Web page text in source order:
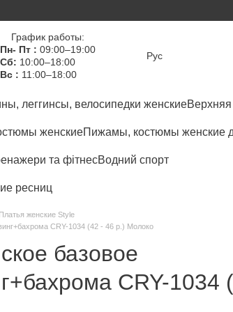
График работы:
Пн- Пт : 09:00–19:00
Сб: 10:00–18:00
Вс : 11:00–18:00
Рус
леггинсы, велосипедки женские
женскиеПижамы, костюмы женские
та фітнесВодний спорт
ресниц
Платья женские Style
CRY-1034 (42 - 46 р.) Молоко
базовое
CRY-1034